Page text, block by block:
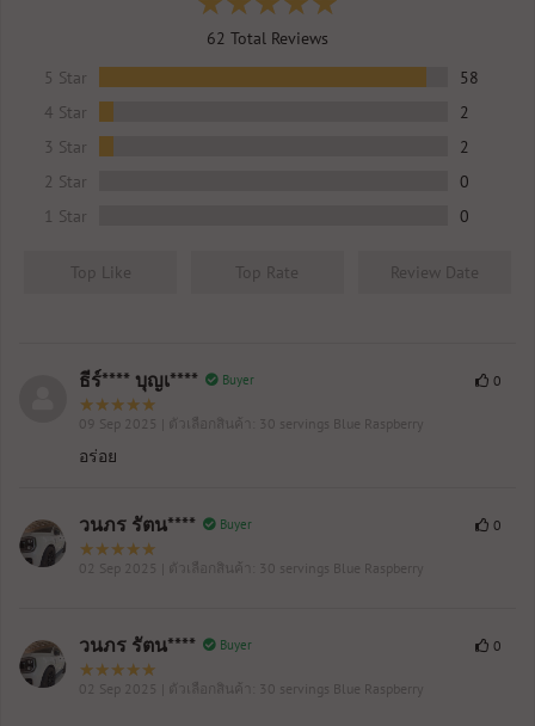
62 Total Reviews
5 Star
58
4 Star
2
3 Star
2
2 Star
0
1 Star
0
Top Like Top Rate Review Date
ธีร์**** บุญเ**** Buyer
09 Sep 2025 | ตัวเลือกสินค้า: 30 servings Blue Raspberry
0
อร่อย
วนภร รัตน**** Buyer
02 Sep 2025 | ตัวเลือกสินค้า: 30 servings Blue Raspberry
0
วนภร รัตน**** Buyer
02 Sep 2025 | ตัวเลือกสินค้า: 30 servings Blue Raspberry
0